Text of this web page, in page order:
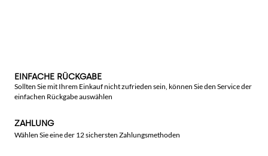
EINFACHE RÜCKGABE
Sollten Sie mit Ihrem Einkauf nicht zufrieden sein, können Sie den Service der
einfachen Rückgabe auswählen
ZAHLUNG
Wählen Sie eine der 12 sichersten Zahlungsmethoden